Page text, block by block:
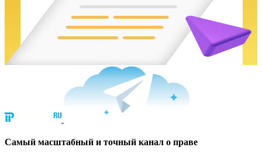
Cамый масштабный и точный канал о праве